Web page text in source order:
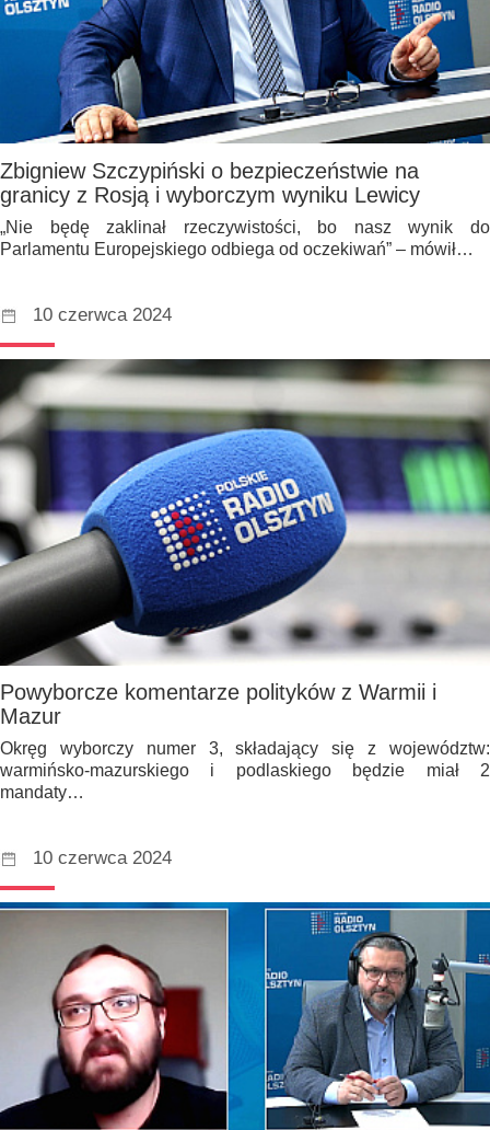
Zbigniew Szczypiński o bezpieczeństwie na
granicy z Rosją i wyborczym wyniku Lewicy
„Nie będę zaklinał rzeczywistości, bo nasz wynik do
Parlamentu Europejskiego odbiega od oczekiwań” – mówił…
10 czerwca 2024
Powyborcze komentarze polityków z Warmii i
Mazur
Okręg wyborczy numer 3, składający się z województw:
warmińsko-mazurskiego i podlaskiego będzie miał 2
mandaty…
10 czerwca 2024